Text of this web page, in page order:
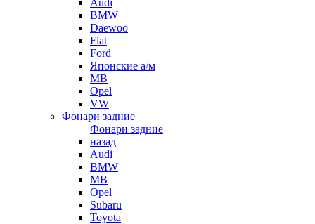
Audi
BMW
Daewoo
Fiat
Ford
Японские а/м
MB
Opel
VW
Фонари задние
Фонари задние
назад
Audi
BMW
MB
Opel
Subaru
Toyota